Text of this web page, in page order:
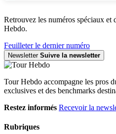
Retrouvez les numéros spéciaux et
Hebdo.
Feuilleter le dernier numéro
Newsletter Suivre la newsletter
Tour Hebdo accompagne les pros
exclusives et des benchmarks
Restez informés Recevoir la
Rubriques